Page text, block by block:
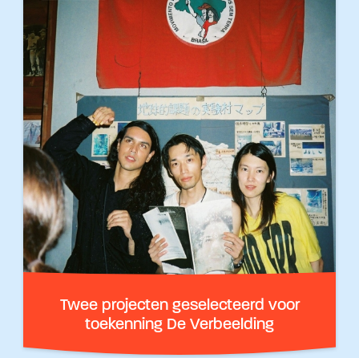
Twee projecten geselecteerd voor
toekenning De Verbeelding